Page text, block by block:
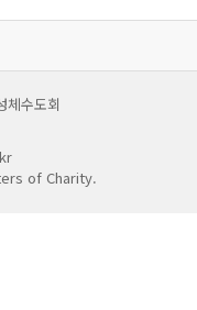
체수도회
of Charity.